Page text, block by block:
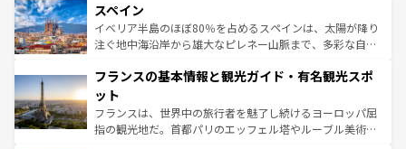
ろん、トスカーナの美しい田園風景やアマルフィ海岸の絶
景など、自然景観も見逃せない。観光の合間には、本場の
ピザやパスタなど、絶品のイタリア料理を堪能することも
ませてくれるイタリアで、忘れられない旅をしてみよう！
なお、新着のイタリア情報は
しい。
スペイン
イベリア半島のほぼ80％を占めるスペインは、太陽が降り
注ぐ地中海沿岸から雄大なピレネー山脈まで、多彩な自然
文化が根付くこの国では、情熱的なフラメンコ、熱気あふ
れる闘牛、そして美味しいタパスが生活の一部となってい
る。首都マドリードの洗練された雰囲気や、バルセロナの
アートに溢れた街角から、地方では古代ローマ遺跡や中世
フランスの基本情報と観光ガイド・有名観光スポ
ット
フランスは、世界中の旅行者を魅了し続けるヨーロッパ屈
指の観光地だ。首都パリのエッフェル塔やルーブル美術館